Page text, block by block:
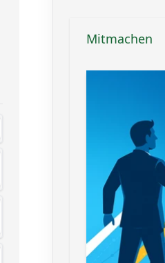
Mitmachen